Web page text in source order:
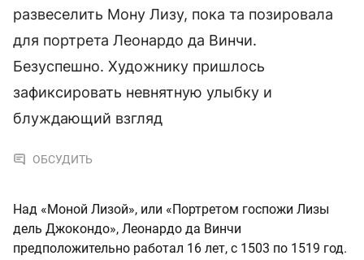
развеселить Мону Лизу, пока та позировала
для портрета Леонардо да Винчи.
Безуспешно. Художнику пришлось
зафиксировать невнятную улыбку и
блуждающий взгляд
ОБСУДИТЬ
Над «Моной Лизой», или «Портретом госпожи Лизы
дель Джокондо», Леонардо да Винчи
предположительно работал 16 лет, с 1503 по 1519 год.